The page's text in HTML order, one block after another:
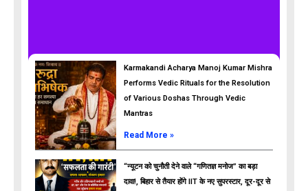
Karmakandi Acharya Manoj Kumar Mishra
Performs Vedic Rituals for the Resolution
of Various Doshas Through Vedic
Mantras
Read More »
“न्यूटन को चुनौती देने वाले “गणितज्ञ मनोज” का बड़ा
दावा!, बिहार से तैयार होंगे IIT के नए सुपरस्टार, दूर-दूर से